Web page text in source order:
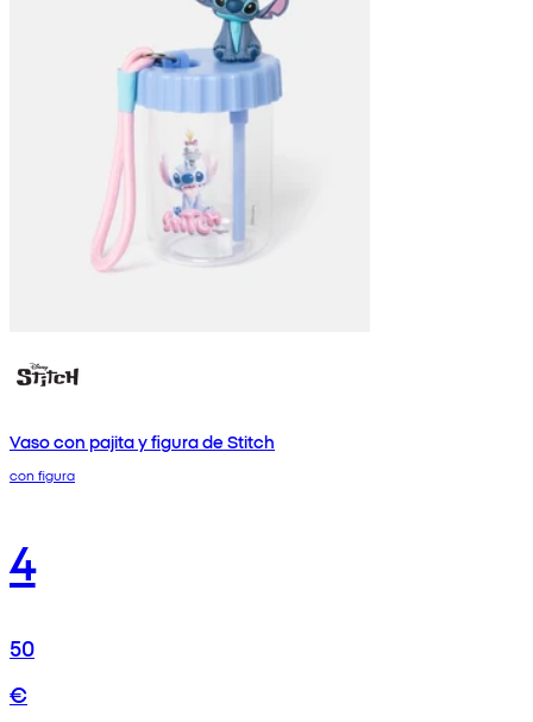
Vaso con pajita y figura de Stitch
con figura
4
50
€